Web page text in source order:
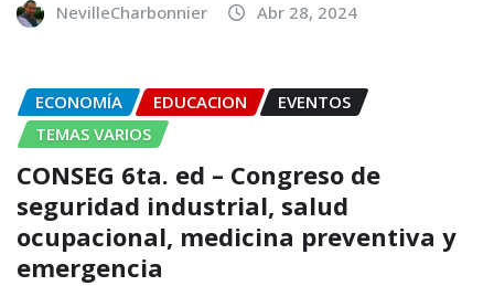
NevilleCharbonnier Abr 28, 2024
ECONOMÍA EDUCACION
EVENTOS
TEMAS VARIOS
CONSEG 6ta. ed – Congreso de
seguridad industrial, salud
ocupacional, medicina preventiva y
emergencia